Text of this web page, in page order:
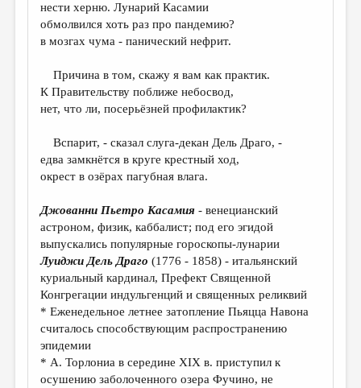
ДАЙДЖЕСТ
ПРОИЗВЕДЕНИЯ
КОНКУРСЫ
КНИЖНАЯ ПОЛКА
ОБЗОР ЛИТЕРАТУРЫ
СТРАНИЦЫ ПАМЯТИ
ОБЪЯВЛЕНИЯ
КОЛОНКА РЕДАКТОРА
РЕДКОЛЛЕГИЯ
ОТ РЕДАКЦИИ
МАЛАЯ ПРОЗА
ЭССЕИСТИКА
нести херню. Лунарий Касамии
обмолвился хоть раз про пандемию?
в мозгах чума - панический нефрит.
Причина в том, скажу я вам как практик.
К Правительству поближе небосвод,
нет, что ли, посерьёзней профилактик?
Вспарит, - сказал слуга-декан Дель Драго, -
едва замкнётся в круге крестный ход,
окрест в озёрах пагубная влага.
Джованни Пьетро Касамия - венецианский
астроном, физик, каббалист; под его эгидой
выпускались популярные гороскопы-лунарии
Луиджи Дель Драго (1776 - 1858) - итальянский
куриальный кардинал, Префект Священной
Конгрегации индульгенций и священных реликвий
* Еженедельное летнее затопление Пьяцца Навона
считалось способствующим распространению
эпидемии
* А. Торлониа в середине XIX в. приступил к
осушению заболоченного озера Фучино, не